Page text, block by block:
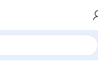
Audio Video